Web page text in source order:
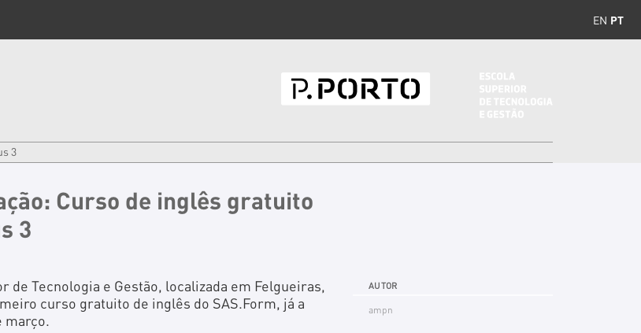
EN PT
3
Curso de inglês gratuito
3
de Tecnologia e Gestão, localizada em Felgueiras,
curso gratuito de inglês do SAS.Form, já a
março.
AUTOR
ampn